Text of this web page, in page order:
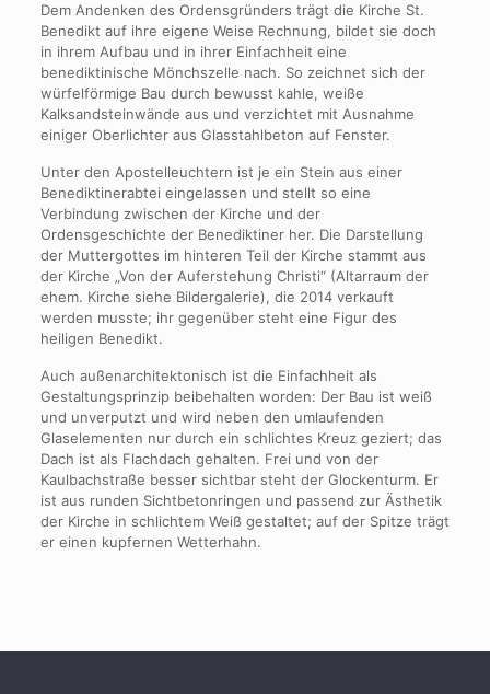
Dem Andenken des Ordensgründers trägt die Kirche St.
Benedikt auf ihre eigene Weise Rechnung, bildet sie doch
in ihrem Aufbau und in ihrer Einfachheit eine
benediktinische Mönchszelle nach. So zeichnet sich der
würfelförmige Bau durch bewusst kahle, weiße
Kalksandsteinwände aus und verzichtet mit Ausnahme
einiger Oberlichter aus Glasstahlbeton auf Fenster.
Unter den Apostelleuchtern ist je ein Stein aus einer
Benediktinerabtei eingelassen und stellt so eine
Verbindung zwischen der Kirche und der
Ordensgeschichte der Benediktiner her. Die Darstellung
der Muttergottes im hinteren Teil der Kirche stammt aus
der Kirche „Von der Auferstehung Christi“ (Altarraum der
ehem. Kirche siehe Bildergalerie), die 2014 verkauft
werden musste; ihr gegenüber steht eine Figur des
heiligen Benedikt.
Auch außenarchitektonisch ist die Einfachheit als
Gestaltungsprinzip beibehalten worden: Der Bau ist weiß
und unverputzt und wird neben den umlaufenden
Glaselementen nur durch ein schlichtes Kreuz geziert; das
Dach ist als Flachdach gehalten. Frei und von der
Kaulbachstraße besser sichtbar steht der Glockenturm. Er
ist aus runden Sichtbetonringen und passend zur Ästhetik
der Kirche in schlichtem Weiß gestaltet; auf der Spitze trägt
er einen kupfernen Wetterhahn.